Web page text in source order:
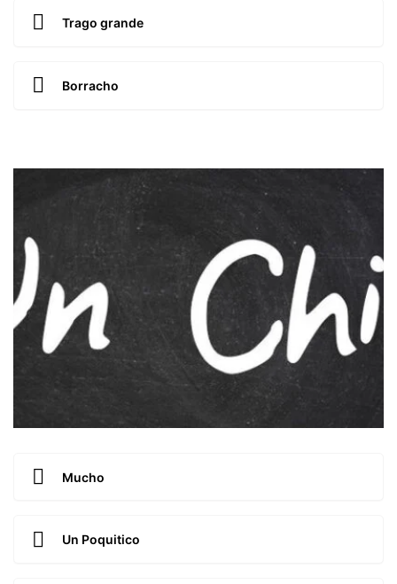
Trago grande
Borracho
Mucho
Un Poquitico